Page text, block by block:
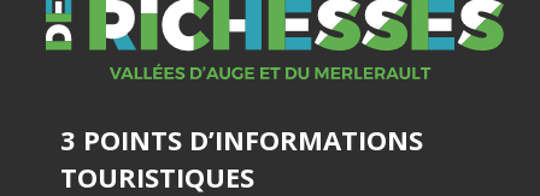
3 POINTS D’INFORMATIONS
TOURISTIQUES